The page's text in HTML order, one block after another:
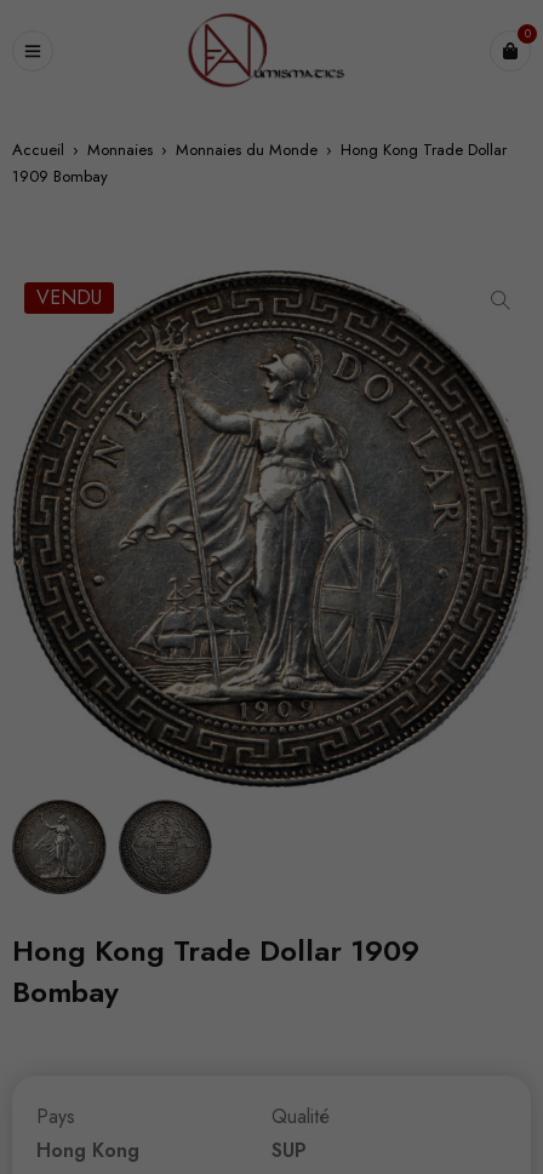
0
Accueil › Monnaies › Monnaies du Monde › Hong Kong Trade Dollar
1909 Bombay
VENDU
Hong Kong Trade Dollar 1909
Bombay
Pays
Hong Kong
Qualité
SUP